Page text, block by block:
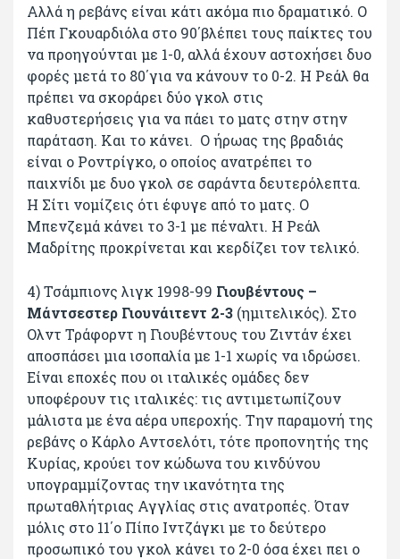
Αλλά η ρεβάνς είναι κάτι ακόμα πιο δραματικό. Ο
Πέπ Γκουαρδιόλα στο 90΄βλέπει τους παίκτες του
να προηγούνται με 1-0, αλλά έχουν αστοχήσει δυο
φορές μετά το 80΄για να κάνουν το 0-2. Η Ρεάλ θα
πρέπει να σκοράρει δύο γκολ στις
καθυστερήσεις για να πάει το ματς στην στην
παράταση. Και το κάνει. Ο ήρωας της βραδιάς
είναι ο Ροντρίγκο, ο οποίος ανατρέπει το
παιχνίδι με δυο γκολ σε σαράντα δευτερόλεπτα.
Η Σίτι νομίζεις ότι έφυγε από το ματς. Ο
Μπενζεμά κάνει το 3-1 με πέναλτι. Η Ρεάλ
Μαδρίτης προκρίνεται και κερδίζει τον τελικό.
4) Τσάμπιονς λιγκ 1998-99 Γιουβέντους –
Μάντσεστερ Γιουνάιτεντ 2-3 (ημιτελικός). Στο
Ολντ Τράφορντ η Γιουβέντους του Ζιντάν έχει
αποσπάσει μια ισοπαλία με 1-1 χωρίς να ιδρώσει.
Είναι εποχές που οι ιταλικές ομάδες δεν
υποφέρουν τις ιταλικές: τις αντιμετωπίζουν
μάλιστα με ένα αέρα υπεροχής. Την παραμονή της
ρεβάνς ο Κάρλο Αντσελότι, τότε προπονητής της
Κυρίας, κρούει τον κώδωνα του κινδύνου
υπογραμμίζοντας την ικανότητα της
πρωταθλήτριας Αγγλίας στις ανατροπές. Όταν
μόλις στο 11΄ο Πίπο Ιντζάγκι με το δεύτερο
προσωπικό του γκολ κάνει το 2-0 όσα έχει πει ο